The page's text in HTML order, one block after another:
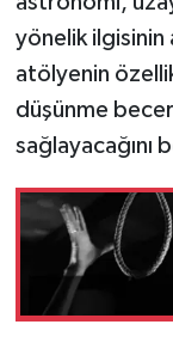
yönelik ilgisinin
atölyenin
düşünme
sağlayacağını